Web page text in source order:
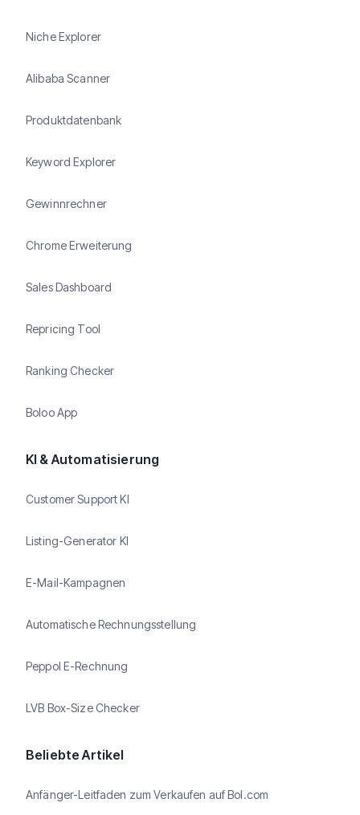
Niche Explorer
Alibaba Scanner
Produktdatenbank
Keyword Explorer
Gewinnrechner
Chrome Erweiterung
Sales Dashboard
Repricing Tool
Ranking Checker
Boloo App
KI & Automatisierung
Customer Support KI
Listing-Generator KI
E-Mail-Kampagnen
Automatische Rechnungsstellung
Peppol E-Rechnung
LVB Box-Size Checker
Beliebte Artikel
Anfänger-Leitfaden zum Verkaufen auf Bol.com